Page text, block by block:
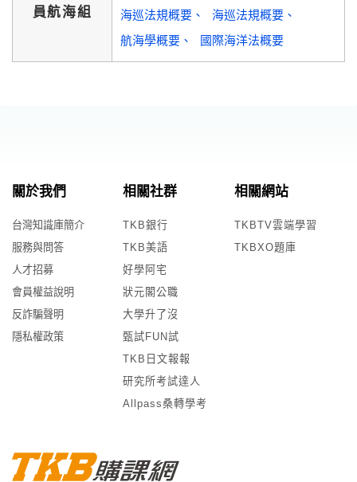
員航海組
海巡法規概要
海巡法規概要
航海學概要
國際海洋法概要
關於我們
台灣知識庫簡介
服務與問答
人才招募
會員權益說明
反詐騙聲明
隱私權政策
相關社群
TKB銀行
TKB美語
好學阿宅
狀元閣公職
大學升了沒
甄試FUN試
TKB日文報報
研究所考試達人
Allpass桑轉學考
相關網站
TKBTV雲端學習
TKBXO題庫